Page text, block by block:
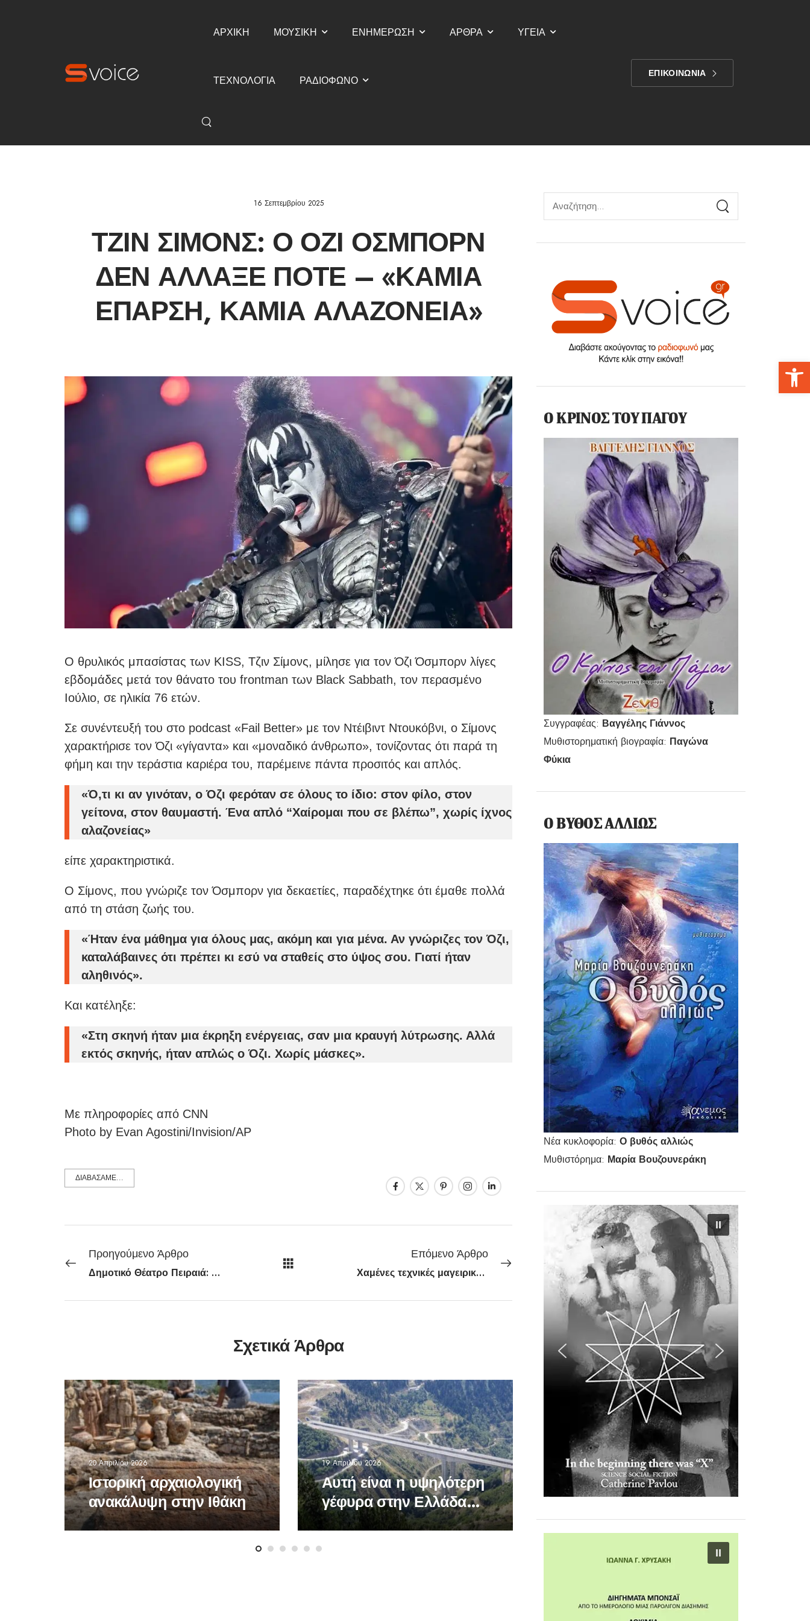
ΑΡΧΙΚΗ ΜΟΥΣΙΚΗ ΕΝΗΜΕΡΩΣΗ ΑΡΘΡΑ ΥΓΕΙΑ
ΤΕΧΝΟΛΟΓΙΑ ΡΑΔΙΟΦΩΝΟ
ΕΠΙΚΟΙΝΩΝΙΑ
Ο ΚΡΙΝΟΣ ΤΟΥ ΠΑΓΟΥ
Συγγραφέας: Βαγγέλης Γιάννος
Μυθιστορηματική βιογραφία: Παγώνα
Φύκια
Ο ΒΥΘΟΣ ΑΛΛΙΩΣ
Νέα κυκλοφορία:Ο βυθός αλλιώς
Μυθιστόρημα: Μαρία Βουζουνεράκη
16 Σεπτεμβρίου 2025
ΤΖΙΝ ΣΊΜΟΝΣ: Ο ΌΖΙ ΌΣΜΠΟΡΝ
ΔΕΝ ΆΛΛΑΞΕ ΠΟΤΈ – «ΚΑΜΊΑ
ΈΠΑΡΣΗ, ΚΑΜΊΑ ΑΛΑΖΟΝΕΊΑ»
Ο θρυλικός μπασίστας των KISS, Τζιν Σίμονς, μίλησε για τον Όζι Όσμπορν λίγες
εβδομάδες μετά τον θάνατο του frontman των Black Sabbath, τον περασμένο
Ιούλιο, σε ηλικία 76 ετών.
Σε συνέντευξή του στο podcast «Fail Better» με τον Ντέιβιντ Ντουκόβνι, ο Σίμονς
χαρακτήρισε τον Όζι «γίγαντα» και «μοναδικό άνθρωπο», τονίζοντας ότι παρά τη
φήμη και την τεράστια καριέρα του, παρέμεινε πάντα προσιτός και απλός.
«Ό,τι κι αν γινόταν, ο Όζι φερόταν σε όλους το ίδιο: στον φίλο, στον
γείτονα, στον θαυμαστή. Ένα απλό “Χαίρομαι που σε βλέπω”, χωρίς ίχνος
αλαζονείας»
είπε χαρακτηριστικά.
Ο Σίμονς, που γνώριζε τον Όσμπορν για δεκαετίες, παραδέχτηκε ότι έμαθε πολλά
από τη στάση ζωής του.
«Ήταν ένα μάθημα για όλους μας, ακόμη και για μένα. Αν γνώριζες τον Όζι,
καταλάβαινες ότι πρέπει κι εσύ να σταθείς στο ύψος σου. Γιατί ήταν
αληθινός».
Και κατέληξε:
«Στη σκηνή ήταν μια έκρηξη ενέργειας, σαν μια κραυγή λύτρωσης. Αλλά
εκτός σκηνής, ήταν απλώς ο Όζι. Χωρίς μάσκες».
Με πληροφορίες από CNN
Photo by Evan Agostini/Invision/AP
ΔΙΑΒΑΣΑΜΕ...
Προηγούμενο Άρθρο
Δημοτικό Θέατρο Πειραιά: Η Χάρις Αλεξίου στο «Τζένη Τζένη»
Επόμενο Άρθρο
Χαμένες τεχνικές μαγειρικής: όταν η φωτιά και το μέλι φύλαγαν τη γεύση
Σχετικά Άρθρα
20 Απριλίου 2026
Ιστορική αρχαιολογική
ανακάλυψη στην Ιθάκη
19 Απριλίου 2026
Αυτή είναι η υψηλότερη
γέφυρα στην Ελλάδα
-Σε ποια περιοχή